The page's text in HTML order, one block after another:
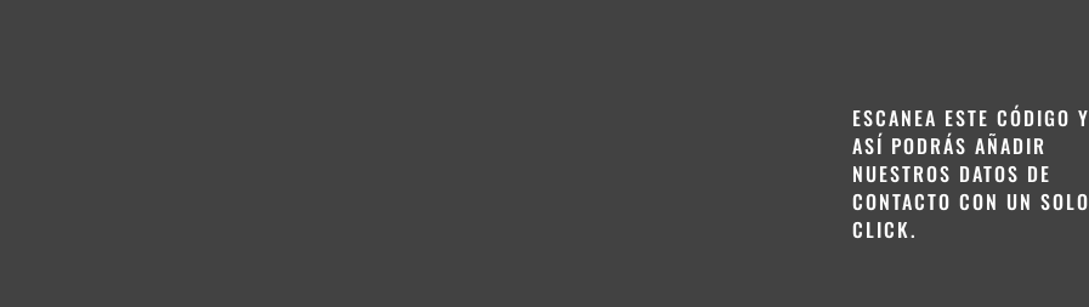
ESCANEA ESTE CÓDIGO Y
ASÍ PODRÁS AÑADIR
NUESTROS DATOS DE
CONTACTO CON UN SOLO
CLICK.